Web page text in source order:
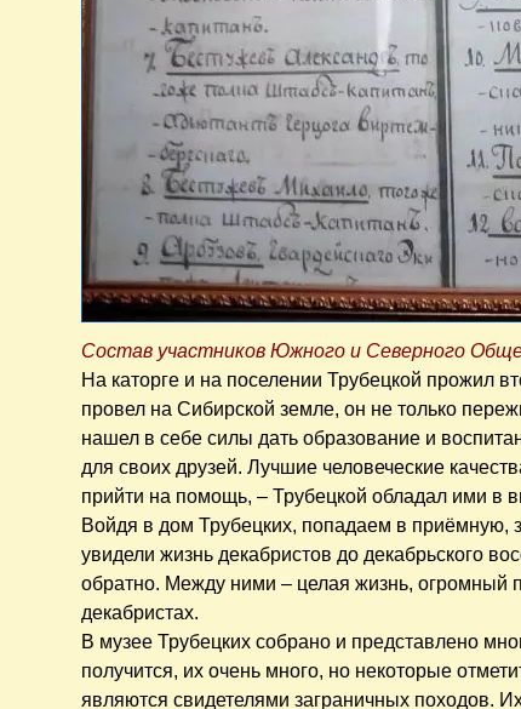
Состав участников Южного и Северного
На каторге и на поселении Трубецкой прожил
провел на Сибирской земле, он не только
нашел в себе силы дать образование и
для своих друзей. Лучшие человеческие
прийти на помощь, – Трубецкой обладал ими в
Войдя в дом Трубецких, попадаем в приёмную,
увидели жизнь декабристов до декабрьского
обратно. Между ними – целая жизнь, огромный
декабристах.
В музее Трубецких собрано и представлено
получится, их очень много, но некоторые
являются свидетелями заграничных походов.